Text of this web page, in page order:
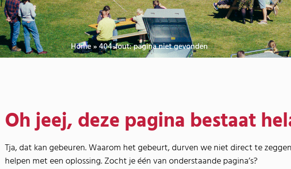
Home»404-fout: pagina niet gevonden
Oh jeej, deze pagina bestaat
Tja, dat kan gebeuren. Waarom het gebeurt, durven we niet direct te
helpen met een oplossing. Zocht je één van onderstaande pagina’s?